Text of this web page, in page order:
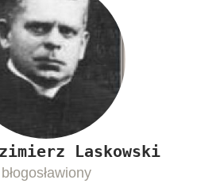
Laskowski
błogosławiony